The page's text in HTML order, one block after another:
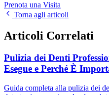
Prenota una Visita
Torna agli articoli
Articoli Correlati
Pulizia dei Denti
Esegue e Perché È
Guida completa alla pulizia dei